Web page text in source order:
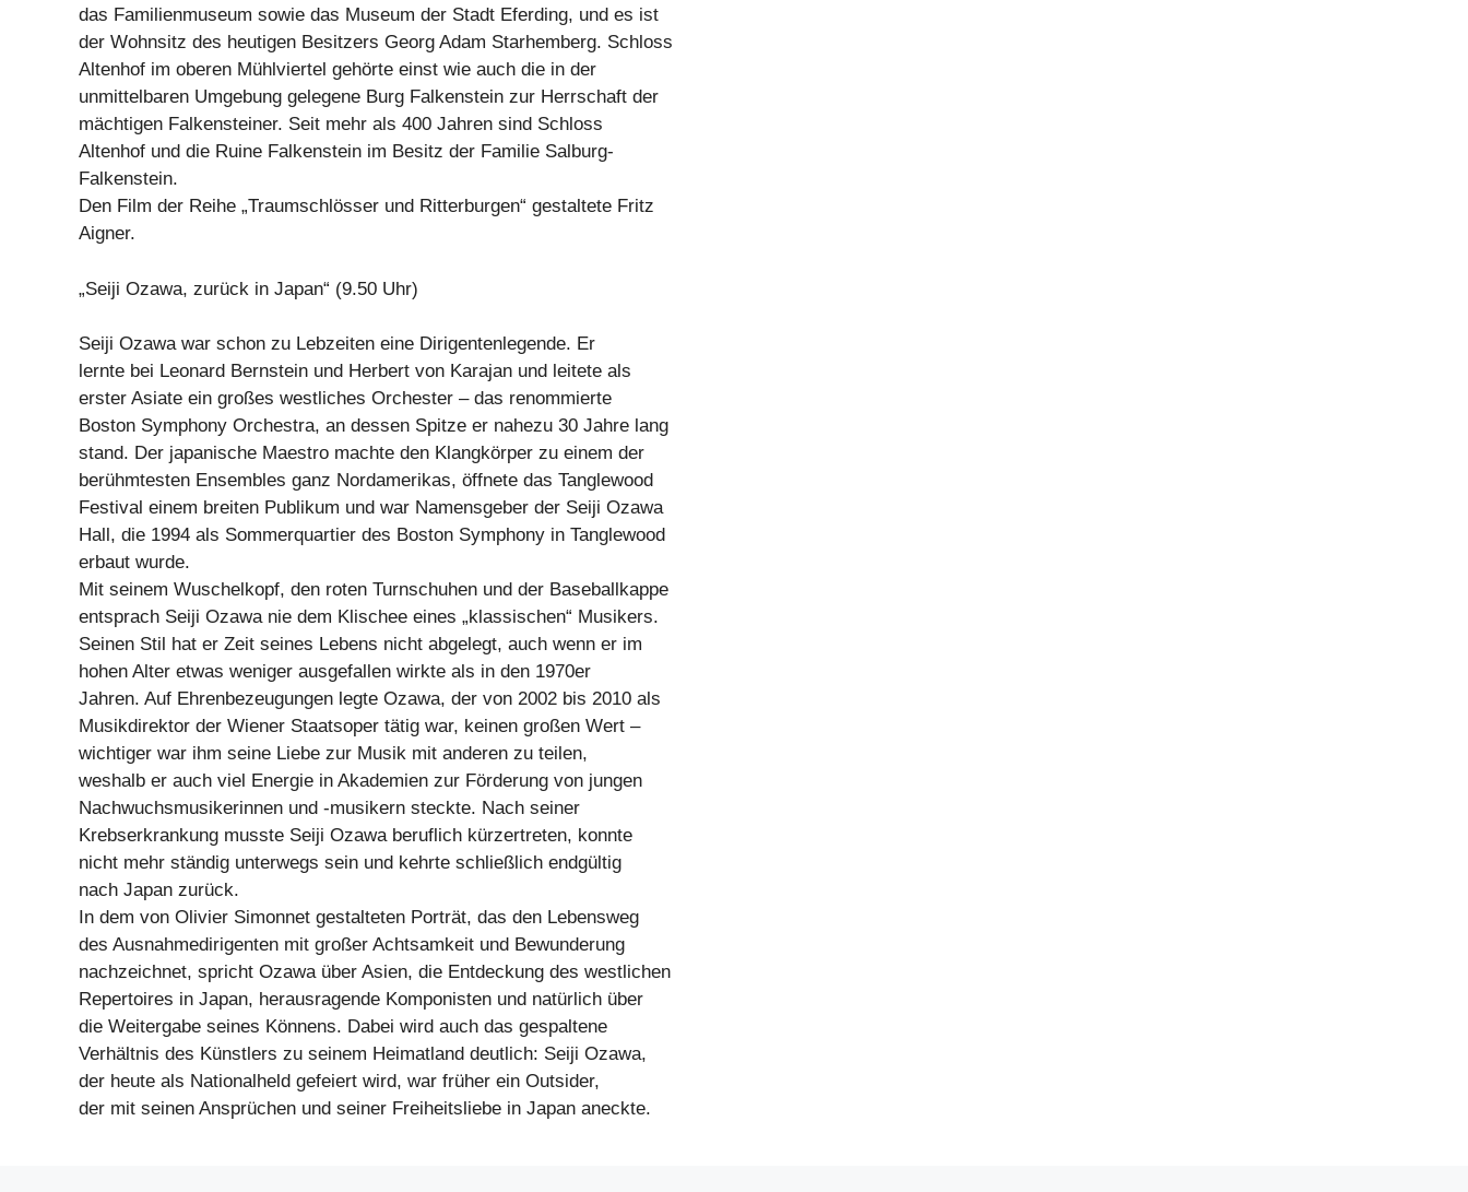
das Familienmuseum sowie das Museum der Stadt Eferding, und es ist
der Wohnsitz des heutigen Besitzers Georg Adam Starhemberg. Schloss
Altenhof im oberen Mühlviertel gehörte einst wie auch die in der
unmittelbaren Umgebung gelegene Burg Falkenstein zur Herrschaft der
mächtigen Falkensteiner. Seit mehr als 400 Jahren sind Schloss
Altenhof und die Ruine Falkenstein im Besitz der Familie Salburg-
Falkenstein.
Den Film der Reihe „Traumschlösser und Ritterburgen“ gestaltete Fritz
Aigner.
„Seiji Ozawa, zurück in Japan“ (9.50 Uhr)
Seiji Ozawa war schon zu Lebzeiten eine Dirigentenlegende. Er
lernte bei Leonard Bernstein und Herbert von Karajan und leitete als
erster Asiate ein großes westliches Orchester – das renommierte
Boston Symphony Orchestra, an dessen Spitze er nahezu 30 Jahre lang
stand. Der japanische Maestro machte den Klangkörper zu einem der
berühmtesten Ensembles ganz Nordamerikas, öffnete das Tanglewood
Festival einem breiten Publikum und war Namensgeber der Seiji Ozawa
Hall, die 1994 als Sommerquartier des Boston Symphony in Tanglewood
erbaut wurde.
Mit seinem Wuschelkopf, den roten Turnschuhen und der Baseballkappe
entsprach Seiji Ozawa nie dem Klischee eines „klassischen“ Musikers.
Seinen Stil hat er Zeit seines Lebens nicht abgelegt, auch wenn er im
hohen Alter etwas weniger ausgefallen wirkte als in den 1970er
Jahren. Auf Ehrenbezeugungen legte Ozawa, der von 2002 bis 2010 als
Musikdirektor der Wiener Staatsoper tätig war, keinen großen Wert –
wichtiger war ihm seine Liebe zur Musik mit anderen zu teilen,
weshalb er auch viel Energie in Akademien zur Förderung von jungen
Nachwuchsmusikerinnen und -musikern steckte. Nach seiner
Krebserkrankung musste Seiji Ozawa beruflich kürzertreten, konnte
nicht mehr ständig unterwegs sein und kehrte schließlich endgültig
nach Japan zurück.
In dem von Olivier Simonnet gestalteten Porträt, das den Lebensweg
des Ausnahmedirigenten mit großer Achtsamkeit und Bewunderung
nachzeichnet, spricht Ozawa über Asien, die Entdeckung des westlichen
Repertoires in Japan, herausragende Komponisten und natürlich über
die Weitergabe seines Könnens. Dabei wird auch das gespaltene
Verhältnis des Künstlers zu seinem Heimatland deutlich: Seiji Ozawa,
der heute als Nationalheld gefeiert wird, war früher ein Outsider,
der mit seinen Ansprüchen und seiner Freiheitsliebe in Japan aneckte.